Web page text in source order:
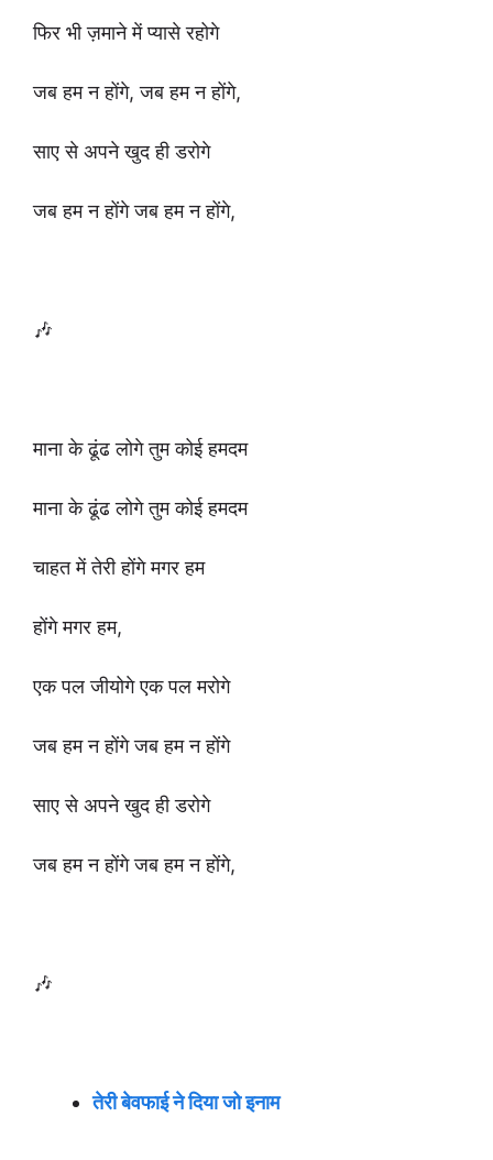
फिर भी ज़माने में प्यासे रहोगे
जब हम न होंगे, जब हम न होंगे,
साए से अपने खुद ही डरोगे
जब हम न होंगे जब हम न होंगे,
🎶
माना के ढूंढ लोगे तुम कोई हमदम
माना के ढूंढ लोगे तुम कोई हमदम
चाहत में तेरी होंगे मगर हम
होंगे मगर हम,
एक पल जीयोगे एक पल मरोगे
जब हम न होंगे जब हम न होंगे
साए से अपने खुद ही डरोगे
जब हम न होंगे जब हम न होंगे,
🎶
तेरी बेवफाई ने दिया जो इनाम